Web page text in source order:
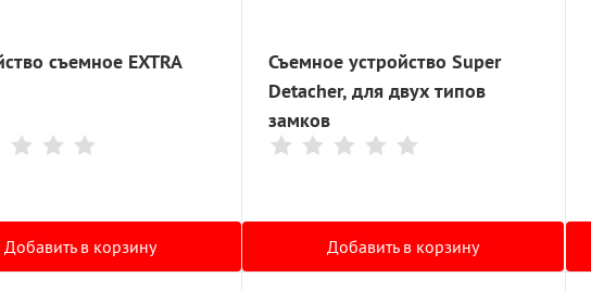
съемное EXTRA
Добавить в корзину
Съемное устройство Super
Detacher, для двух типов
замков
Добавить в корзину